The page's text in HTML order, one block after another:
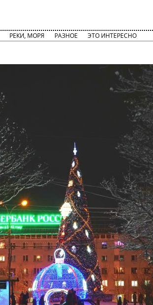
РЕКИ, МОРЯ РАЗНОЕ ЭТО ИНТЕРЕСНО